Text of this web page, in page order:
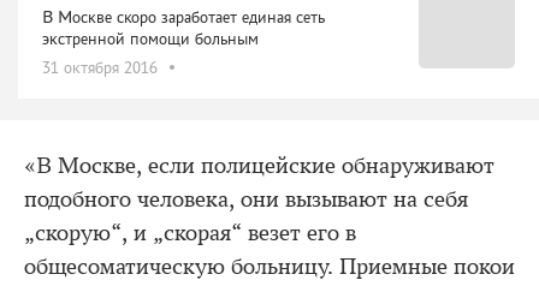
В Москве скоро заработает единая сеть
экстренной помощи больным
31 октября 2016
«В Москве, если полицейские обнаруживают
подобного человека, они вызывают на себя
„скорую“, и „скорая“ везет его в
общесоматическую больницу. Приемные покои